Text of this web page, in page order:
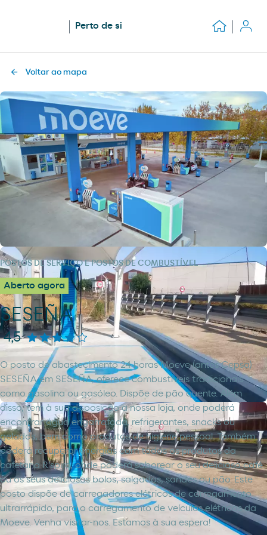
Perto de si
Voltar ao mapa
POSTOS DE SERVIÇO E POSTOS DE COMBUSTÍVEL
Aberto agora
SESEÑA
4,5
O posto de abastecimento 24 horas Moeve (antes Cepsa)
SESEÑA em SESEÑA, oferece combustíveis tradicionais
como gasolina ou gasóleo. Dispõe de pão quente. Além
disso, tem à sua disposição a nossa loja, onde poderá
encontrar água engarrafada, refrigerantes, snacks ou
gelados, bem como produtos de higiene pessoal. Também
poderá recuperar energias com todos os produtos da
cafetaria R'spiro, onde poderá saborear o seu delicioso café
ou os seus deliciosos bolos, salgados, sandes ou pão. Este
posto dispõe de carregadores elétricos de carregamento
ultrarrápido, para o carregamento de veículos elétricos da
Moeve. Venha visitar-nos. Estamos à sua espera!